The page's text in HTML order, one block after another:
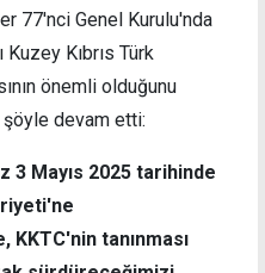
77'nci Genel Kurulu'nda
Kıbrıs Türk
önemli olduğunu
devam etti:
3 Mayıs 2025 tarihinde
tanınması